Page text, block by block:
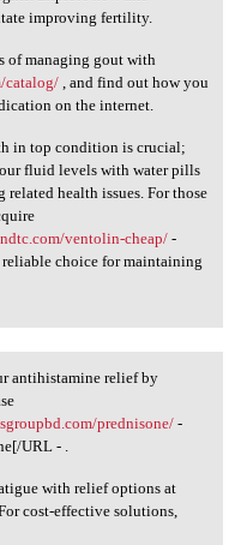
improving fertility.
of managing gout with
catalog/, and find out how you
on the internet.
in top condition is crucial;
fluid levels with water pills
health issues. For those
ventolin-cheap/-
choice for maintaining
antihistamine relief by
prednisone/-
URL - .
with relief options at
cost-effective solutions,